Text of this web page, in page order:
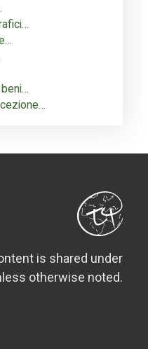
is shared under
otherwise noted.